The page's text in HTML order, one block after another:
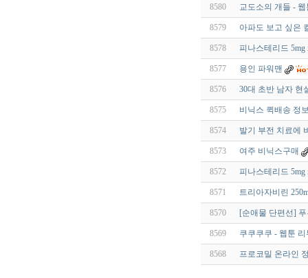
8580 교도소의 개들 -
8579 아파도 보고 싶은
8578 피나스테리드
8577 용인 파워맨
8576 30대 초반 남자 현
8575 비닉스 퀵배송 정
8574 발기 부전 치료에
8573 여주 비닉스구매
8572 피나스테리드
8571 트리아자비린
8570 [순애물 단편선]
8569 쿠쿠쿠쿠 - 웹툰 리
8568 프로코밀 온라인